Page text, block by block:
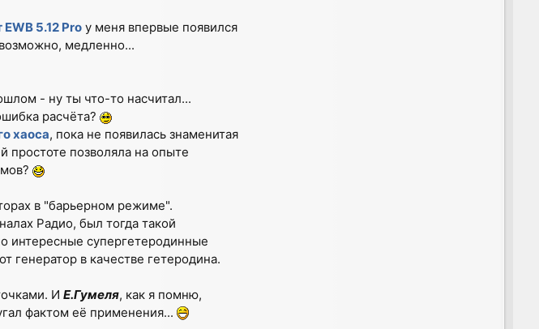
EWB 5.12 Pro у меня впервые появился
медленно...
- ну ты что-то насчитал...
расчёта?
хаоса, пока не появилась знаменитая
простоте позволяла на опыте
в "барьерном режиме".
Радио, был тогда такой
интересные супергетеродинные
генератор в качестве гетеродина.
И Е.Гумеля, как я помню,
фактом её применения...